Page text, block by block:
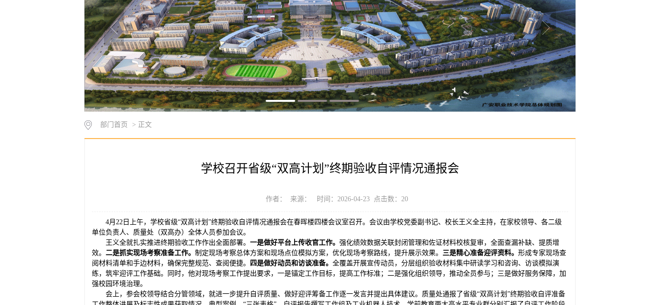
部门首页 > 正文
学校召开省级“双高计划”终期验收自评情况通报会
作者： 来源： 时间：2026-04-23 点击数： 20
4月22日上午，学校省级“双高计划”终期验收自评情况通报会在春晖楼四楼会议室召开。会议由学校党委副书记、校长王义全主持，在家校领导、各二级
单位负责人、质量处（双高办）全体人员参加会议。
王义全就扎实推进终期验收工作作出全面部署。 一是做好平台上传收官工作。 强化绩效数据关联封闭管理和佐证材料校核复审，全面查漏补缺、提质增
效。 二是抓实现场考察准备工作。 制定现场考察总体方案和现场点位模拟方案，优化现场考察路线，提升展示效果。 三是精心准备迎评资料。 形成专家现场查
阅材料清单和手边材料，确保完整规范、查阅便捷。
四是做好动员和访谈准备。 全覆盖开展宣传动员，分层组织验收材料集中研读学习和咨询、访谈模拟演
练，筑牢迎评工作基础。同时，他对现场考察工作提出要求，一是锚定工作目标，提高工作标准；二是强化组织领导，推动全员参与；三是做好服务保障，加
强校园环境治理。
会上，参会校领导结合分管领域，就进一步提升自评质量、做好迎评筹备工作逐一发言并提出具体建议。质量处通报了省级“双高计划”终期验收自评准备